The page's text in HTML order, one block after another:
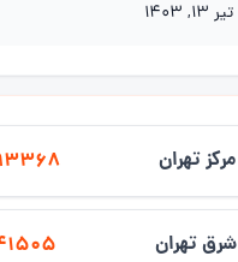
تیر 13, 1403
مرکز تهران
شرق تهران